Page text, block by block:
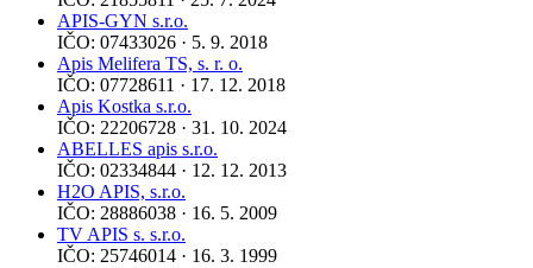
APIS-GYN s.r.o.
IČO: 07433026 · 5. 9. 2018
Apis Melifera TS, s. r. o.
IČO: 07728611 · 17. 12. 2018
Apis Kostka s.r.o.
IČO: 22206728 · 31. 10. 2024
ABELLES apis s.r.o.
IČO: 02334844 · 12. 12. 2013
H2O APIS, s.r.o.
IČO: 28886038 · 16. 5. 2009
TV APIS s. s.r.o.
IČO: 25746014 · 16. 3. 1999